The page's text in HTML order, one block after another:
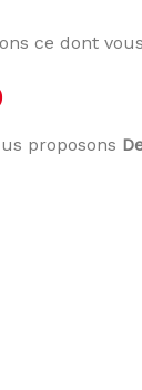
ce dont
proposons